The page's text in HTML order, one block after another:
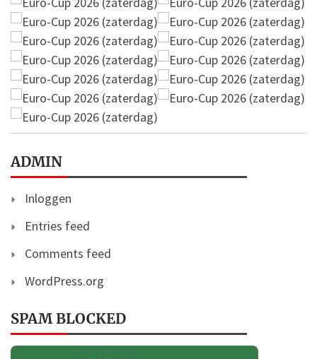
ADMIN
Inloggen
Entries feed
Comments feed
WordPress.org
SPAM BLOCKED